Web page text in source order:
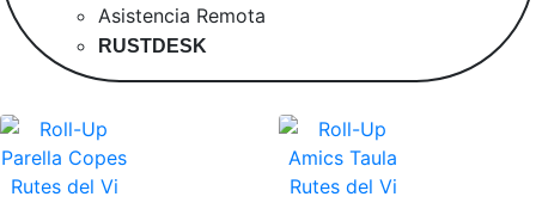
Asistencia Remota
RUSTDESK